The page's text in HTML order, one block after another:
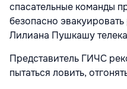
спасательные команды
безопасно
Лилиана Пушкашу
Представитель ГИЧС
пытаться ловить,